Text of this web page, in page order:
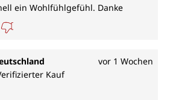
ein Wohlfühlgefühl. Danke
vor 1 Wochen
Bewertung von 5 von 5 Sternen
Kauf